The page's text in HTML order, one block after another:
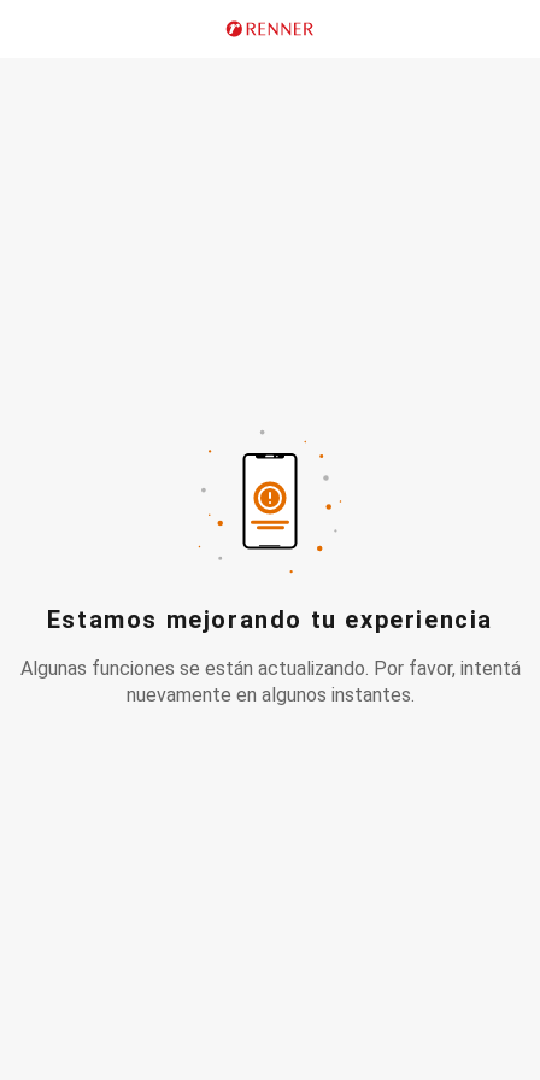
Estamos mejorando tu experiencia
Algunas funciones se están actualizando. Por favor, intentá
nuevamente en algunos instantes.